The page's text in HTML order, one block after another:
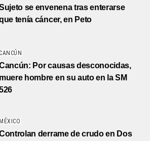
se envenena tras enterarse
tenía cáncer, en Peto
CANCÚN
Por causas desconocidas,
muere hombre en su auto en la SM
MÉXICO
derrame de crudo en Dos